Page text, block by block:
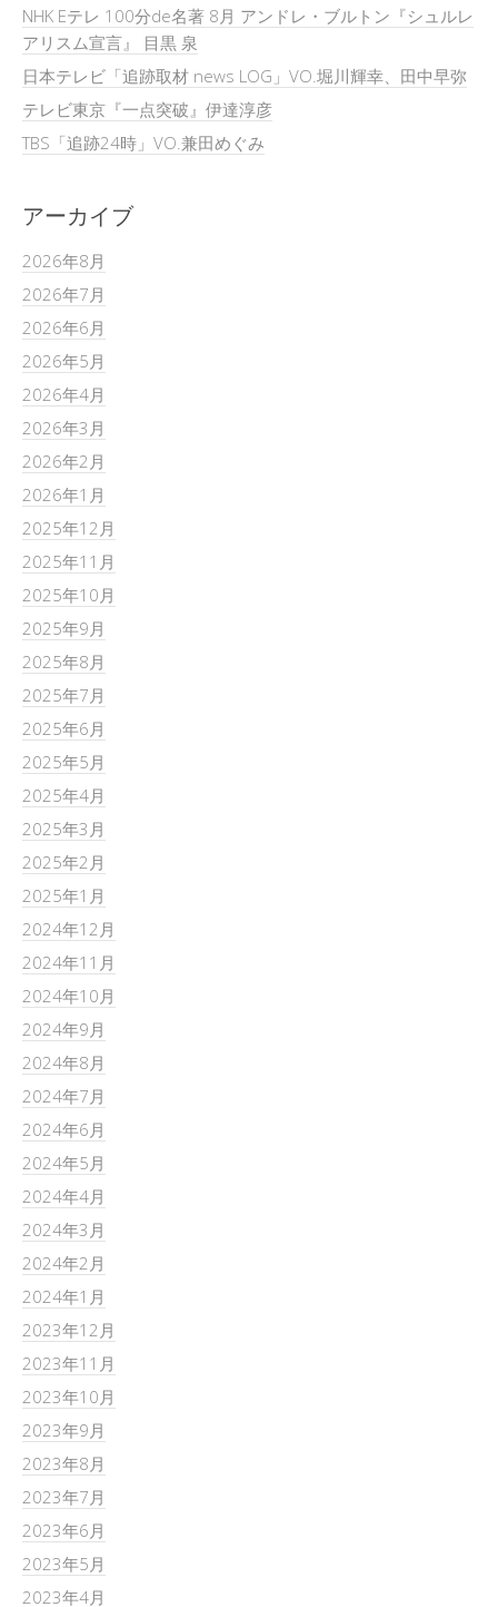
NHK Eテレ 100分de名著 8月 アンドレ・ブルトン『シュルレ
アリスム宣言』 目黒 泉
日本テレビ「追跡取材 news LOG」VO.堀川輝幸、田中早弥
テレビ東京『一点突破』伊達淳彦
TBS「追跡24時」VO.兼田めぐみ
アーカイブ
2026年8月
2026年7月
2026年6月
2026年5月
2026年4月
2026年3月
2026年2月
2026年1月
2025年12月
2025年11月
2025年10月
2025年9月
2025年8月
2025年7月
2025年6月
2025年5月
2025年4月
2025年3月
2025年2月
2025年1月
2024年12月
2024年11月
2024年10月
2024年9月
2024年8月
2024年7月
2024年6月
2024年5月
2024年4月
2024年3月
2024年2月
2024年1月
2023年12月
2023年11月
2023年10月
2023年9月
2023年8月
2023年7月
2023年6月
2023年5月
2023年4月